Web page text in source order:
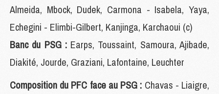
Almeida, Mbock, Dudek, Carmona - Isabela, Yaya,
Echegini - Elimbi-Gilbert, Kanjinga, Karchaoui (c)
Banc du PSG :Earps, Toussaint, Samoura, Ajibade,
Diakité, Jourde, Graziani, Lafontaine, Leuchter
Composition du PFC face au PSG : Chavas - Liaigre,